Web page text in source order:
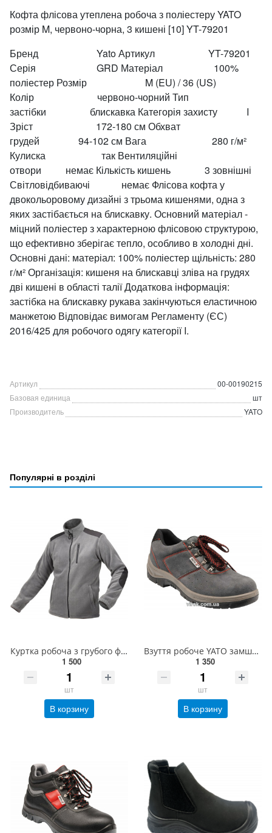
Кофта флісова утеплена робоча з поліестеру YATO
розмір M, червоно-чорна, 3 кишені [10] YT-79201
Бренд Yato Артикул YT-79201
Серія GRD Матеріал 100%
поліестер Розмір M (EU) / 36 (US)
Колір червоно-чорний Тип
застібки блискавка Категорія захисту I
Зріст 172-180 см Обхват
грудей 94-102 см Вага 280 г/м²
Кулиска так Вентиляційні
отвори немає Кількість кишень 3 зовнішні
Світловідбиваючі немає Флісова кофта у
двокольоровому дизайні з трьома кишенями, одна з
яких застібається на блискавку. Основний матеріал -
міцний поліестер з характерною флісовою структурою,
що ефективно зберігає тепло, особливо в холодні дні.
Основні дані: матеріал: 100% поліестер щільність: 280
г/м² Організація: кишеня на блискавці зліва на грудях
дві кишені в області талії Додаткова інформація:
застібка на блискавку рукава закінчуються еластичною
манжетою Відповідає вимогам Регламенту (ЄС)
2016/425 для робочого одягу категорії I.
Артикул
00-00190215
Базовая единица
шт
Производитель
YATO
Популярні в розділі
Куртка робоча з грубого фліса YATO, XL, сіра, 3 кишені, зміцнювальні нашивки, 100% поліестер [10] YT
1 500
шт
В корзину
Взуття робоче YATO замшеве, розм. 39(DW) YT-80572
1 350
шт
В корзину